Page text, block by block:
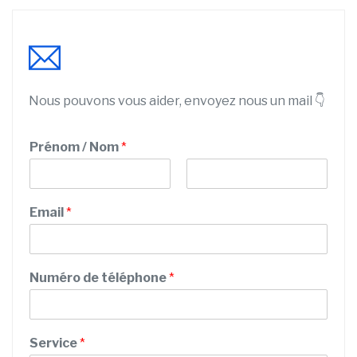
Nous pouvons vous aider, envoyez nous un mail 👇
Prénom / Nom*
r
é
m
Email *
N
u
é
o
Numéro de téléphone*
Service*